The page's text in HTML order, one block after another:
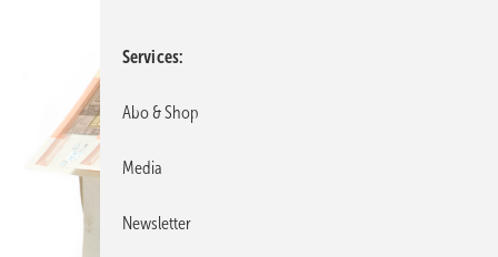
Services
Abo & Shop
Media
Newsletter